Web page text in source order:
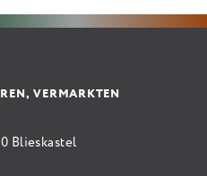
[…]
VERMARKTEN
Blieskastel